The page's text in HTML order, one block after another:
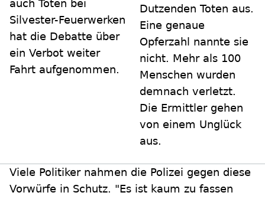
auch Toten bei
Silvester-Feuerwerken
hat die Debatte über
ein Verbot weiter
Fahrt aufgenommen.
Dutzenden Toten aus.
Eine genaue
Opferzahl nannte sie
nicht. Mehr als 100
Menschen wurden
demnach verletzt.
Die Ermittler gehen
von einem Unglück
aus.
Viele Politiker nahmen die Polizei gegen diese
Vorwürfe in Schutz. "Es ist kaum zu fassen